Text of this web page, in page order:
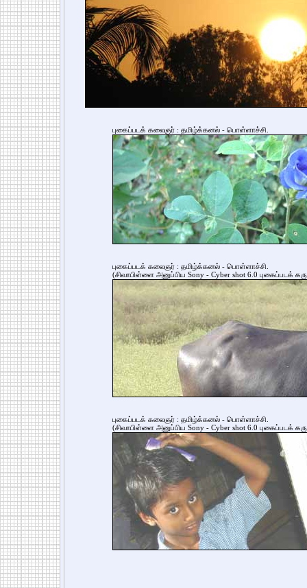
புகைப்படக் கலைஞர் : தமிழ்க்கனல் - பொள்ளாச்சி.
புகைப்படக் கலைஞர் : தமிழ்க்கனல் - பொள்ளாச்சி.
(சிவாபிள்ளை அனுப்பிய Sony - Cyber shot 6.0 புகைப்படக்
புகைப்படக் கலைஞர் : தமிழ்க்கனல் - பொள்ளாச்சி.
(சிவாபிள்ளை அனுப்பிய Sony - Cyber shot 6.0 புகைப்படக்